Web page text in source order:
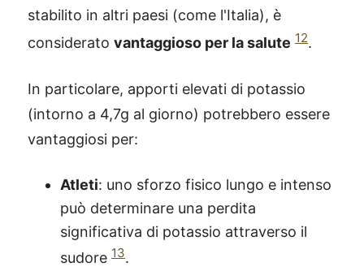
stabilito in altri paesi (come l'Italia), è
considerato vantaggioso per la salute 12.
In particolare, apporti elevati di potassio
(intorno a 4,7g al giorno) potrebbero essere
vantaggiosi per:
Atleti: uno sforzo fisico lungo e intenso
può determinare una perdita
significativa di potassio attraverso il
sudore 13.